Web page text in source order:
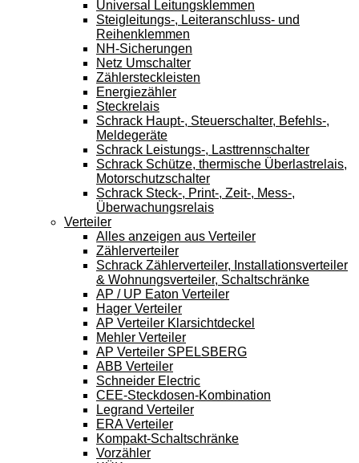
Universal Leitungsklemmen
Steigleitungs-, Leiteranschluss- und
Reihenklemmen
NH-Sicherungen
Netz Umschalter
Zählersteckleisten
Energiezähler
Steckrelais
Schrack Haupt-, Steuerschalter, Befehls-,
Meldegeräte
Schrack Leistungs-, Lasttrennschalter
Schrack Schütze, thermische Überlastrelais,
Motorschutzschalter
Schrack Steck-, Print-, Zeit-, Mess-,
Überwachungsrelais
Verteiler
Alles anzeigen aus Verteiler
Zählerverteiler
Schrack Zählerverteiler, Installationsverteiler
& Wohnungsverteiler, Schaltschränke
AP / UP Eaton Verteiler
Hager Verteiler
AP Verteiler Klarsichtdeckel
Mehler Verteiler
AP Verteiler SPELSBERG
ABB Verteiler
Schneider Electric
CEE-Steckdosen-Kombination
Legrand Verteiler
ERA Verteiler
Kompakt-Schaltschränke
Vorzähler